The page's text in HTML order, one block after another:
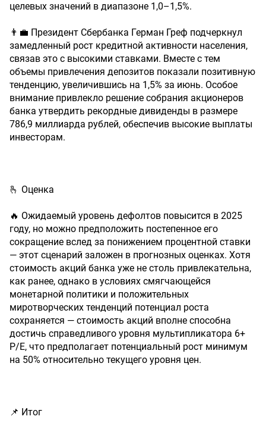
целевых значений в диапазоне 1,0–1,5%.
👨‍💼 Президент Сбербанка Герман Греф подчеркнул
замедленный рост кредитной активности населения,
связав это с высокими ставками. Вместе с тем
объемы привлечения депозитов показали позитивную
тенденцию, увеличившись на 1,5% за июнь. Особое
внимание привлекло решение собрания акционеров
банка утвердить рекордные дивиденды в размере
786,9 миллиарда рублей, обеспечив высокие выплаты
инвесторам.
🫰 Оценка
🔥 Ожидаемый уровень дефолтов повысится в 2025
году, но можно предположить постепенное его
сокращение вслед за понижением процентной ставки
— этот сценарий заложен в прогнозных оценках. Хотя
стоимость акций банка уже не столь привлекательна,
как ранее, однако в условиях смягчающейся
монетарной политики и положительных
миротворческих тенденций потенциал роста
сохраняется — стоимость акций вполне способна
достичь справедливого уровня мультипликатора 6+
P/E, что предполагает потенциальный рост минимум
на 50% относительно текущего уровня цен.
📌 Итог